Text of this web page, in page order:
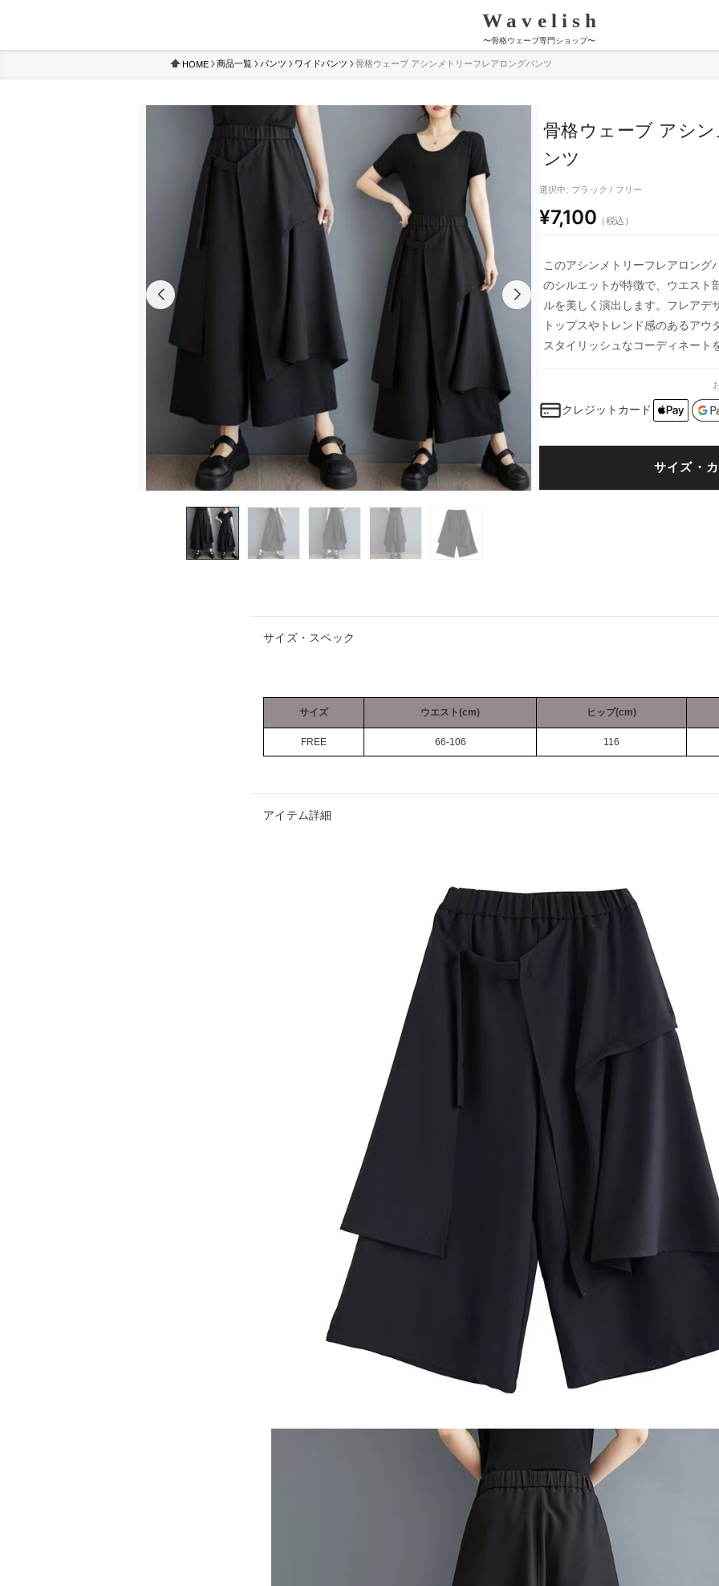
〜骨格ウェーブ専門ショップ〜
HOME 商品一覧 パンツ ワイドパンツ 骨格ウェーブ アシンメトリーフレアロングパンツ
骨格ウェーブ アシ
ンツ
選択中: ブラック / フリー
¥7,100 （税込）
このアシンメトリーフレアロング
のシルエットが特徴で、ウエスト
ルを美しく演出します。フレアデ
トップスやトレンド感のあるア
スタイリッシュなコーディネート
クレジットカード
サイズ・
サイズ・スペック
サイズ ウエスト(cm) ヒップ(cm)
FREE 66-106 116
アイテム詳細